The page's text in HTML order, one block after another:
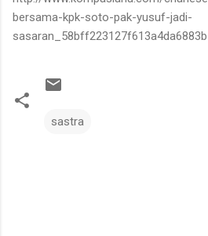
bersama-kpk-soto-pak-yusuf-jadi-
sasaran_58bff223127f613a4da6883b
sastra